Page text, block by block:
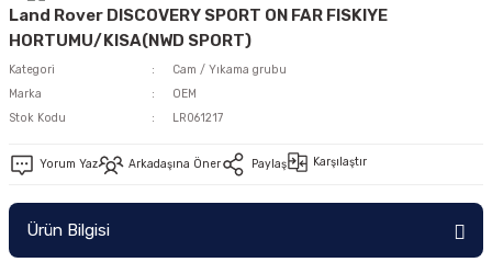
Land Rover DISCOVERY SPORT ON FAR FISKIYE
HORTUMU/KISA(NWD SPORT)
Kategori
Cam / Yıkama grubu
Marka
OEM
Stok Kodu
LR061217
Yorum Yaz Arkadaşına Öner Paylaş Karşılaştır
Ürün Bilgisi